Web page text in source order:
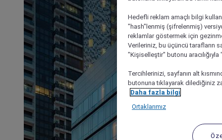
Hedefli reklam amaçlı bilgi
"hash"lenmiş (şifrelenmiş)
reklamlar göstermek için
Verileriniz, bu üçüncü tarafların
"Kişiselleştir" butonu
Tercihlerinizi, sayfanın alt
butonuna tıklayarak dilediğiniz
Daha fazla bilgi
Ortaklarımız